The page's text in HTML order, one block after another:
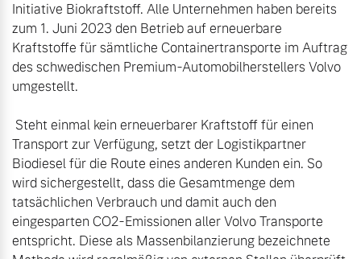
Initiative Biokraftstoff. Alle Unternehmen haben bereits
zum 1. Juni 2023 den Betrieb auf erneuerbare
Kraftstoffe für sämtliche Containertransporte im Auftrag
des schwedischen Premium-Automobilherstellers Volvo
umgestellt.
Transport zur Verfügung, setzt der Logistikpartner
Biodiesel für die Route eines anderen Kunden ein. So
wird sichergestellt, dass die Gesamtmenge dem
tatsächlichen Verbrauch und damit auch den
eingesparten CO2-Emissionen aller Volvo Transporte
entspricht. Diese als Massenbilanzierung bezeichnete